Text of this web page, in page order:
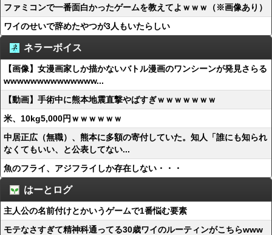
ファミコンで一番面白かったゲームを教えてよｗｗｗ（※画像あり）
ワイのせいで辞めたやつが3人もいたらしい
ネラーボイス
【画像】女漫画家しか描かないバトル漫画のワンシーンが発見さらる
wwwwwwwwwwwwww...
【動画】手術中に熊本地震直撃やばすぎｗｗｗｗｗｗｗ
米、10kg5,000円ｗｗｗｗｗｗ
中居正広（無職）、熊本に多額の寄付していた。知人「誰にも知られ
なくてもいい、と公表してない...
魚のフライ、アジフライしか存在しない・・・
はーとログ
主人公の名前付けとかいうゲームで1番悩む要素
モテなさすぎて精神科通ってる30歳ワイのルーティンがこちらwww